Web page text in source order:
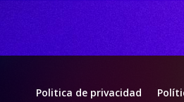
Politica de privacidad